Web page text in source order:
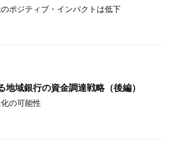
ポジティブ・インパクトは低下
域銀行の資金調達戦略（後編）
の可能性